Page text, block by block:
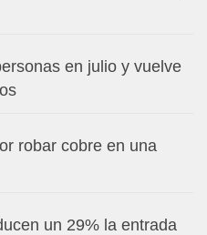
en julio y vuelve
robar cobre en una
un 29% la entrada